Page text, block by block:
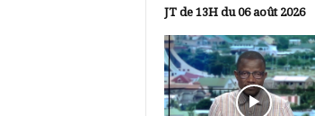
JT de 13H du 06 août 2026